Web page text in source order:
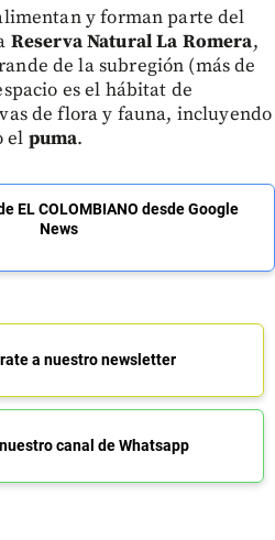
y forman parte del
Reserva Natural La Romera,
de la subregión (más de
es el hábitat de
de flora y fauna, incluyendo
el puma.
EL COLOMBIANO desde Google
News
a nuestro newsletter
canal de Whatsapp